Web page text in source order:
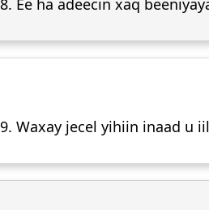
8. Ee ha adeecin xaq
9. Waxay jecel yihiin inaad u